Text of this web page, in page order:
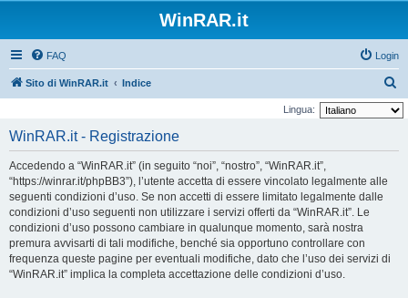
WinRAR.it
FAQ Login
Sito di WinRAR.it Indice
e
Lingua:
WinRAR.it - Registrazione
Accedendo a “WinRAR.it” (in seguito “noi”, “nostro”, “WinRAR.it”,
“https://winrar.it/phpBB3”), l’utente accetta di essere vincolato legalmente alle
seguenti condizioni d’uso. Se non accetti di essere limitato legalmente dalle
condizioni d’uso seguenti non utilizzare i servizi offerti da “WinRAR.it”. Le
condizioni d’uso possono cambiare in qualunque momento, sarà nostra
premura avvisarti di tali modifiche, benché sia opportuno controllare con
frequenza queste pagine per eventuali modifiche, dato che l’uso dei servizi di
“WinRAR.it” implica la completa accettazione delle condizioni d’uso.